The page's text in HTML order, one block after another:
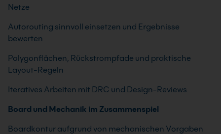
Netze
Autorouting sinnvoll einsetzen und Ergebnisse
bewerten
Polygonflächen, Rückstrompfade und praktische
Layout-Regeln
Iteratives Arbeiten mit DRC und Design-Reviews
Board und Mechanik im Zusammenspiel
Boardkontur aufgrund von mechanischen Vorgaben